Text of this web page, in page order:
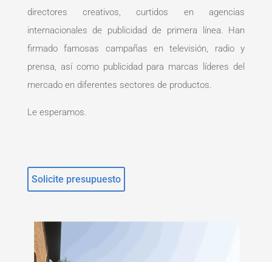
directores creativos, curtidos en agencias
internacionales de publicidad de primera línea. Han
firmado famosas campañas en televisión, radio y
prensa, así como publicidad para marcas líderes del
mercado en diferentes sectores de productos.
Le esperamos.
Solicite presupuesto